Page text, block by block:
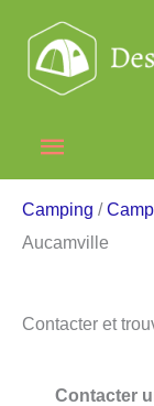
contenu
Menu
principal
Camping /
Aucamville
Contacter et
Contacter